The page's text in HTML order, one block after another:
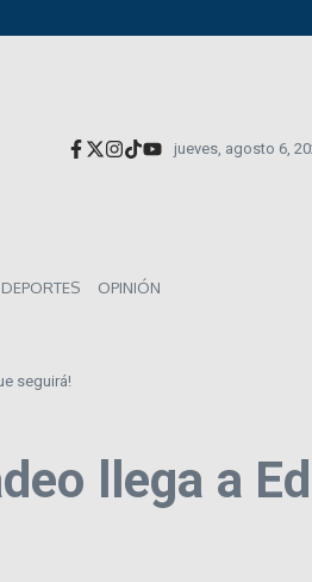
en salarios y precios
jueves, agosto 6,
DEPORTES OPINIÓN
seguirá!
llega a